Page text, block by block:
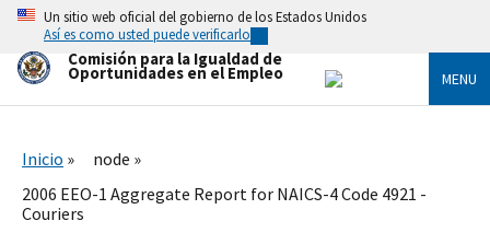
Skip
main
content
Un sitio web oficial del gobierno de los Estados Unidos
Así es como usted puede verificarlo
Comisión para la Igualdad de
Oportunidades en el Empleo MENU
Inicio
node
2006 EEO-1 Aggregate Report for NAICS-4 Code 4921 -
Couriers